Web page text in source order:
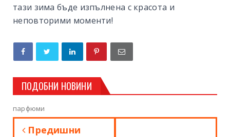
тази зима бъде изпълнена с красота и
неповторими моменти!
ПОДОБНИ НОВИНИ
парфюми
Предишни